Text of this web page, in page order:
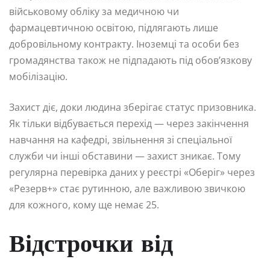
військовому обліку за медичною чи
фармацевтичною освітою, підлягають лише
добровільному контракту. Іноземці та особи без
громадянства також не підпадають під обов’язкову
мобілізацію.
Захист діє, доки людина зберігає статус призовника.
Як тільки відбувається перехід — через закінчення
навчання на кафедрі, звільнення зі спеціальної
служби чи інші обставини — захист зникає. Тому
регулярна перевірка даних у реєстрі «Оберіг» через
«Резерв+» стає рутинною, але важливою звичкою
для кожного, кому ще немає 25.
Відстрочки від